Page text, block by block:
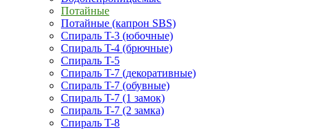
Потайные
Потайные (капрон SBS)
Спираль T-3 (юбочные)
Спираль T-4 (брючные)
Спираль T-5
Спираль T-7 (декоративные)
Спираль T-7 (обувные)
Спираль T-7 (1 замок)
Спираль T-7 (2 замка)
Спираль T-8